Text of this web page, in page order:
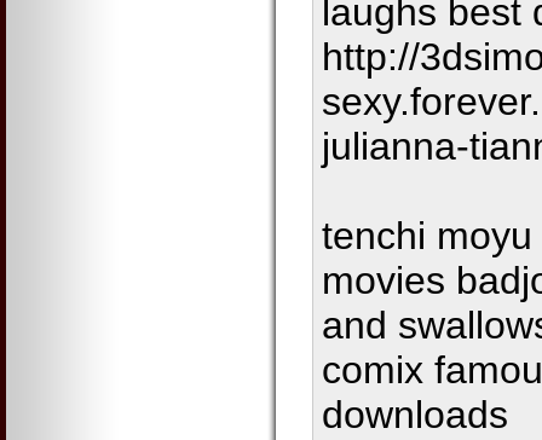
laughs best
http://
julianna-
tenchi
movies
and
comix
downloads